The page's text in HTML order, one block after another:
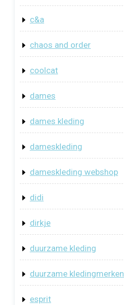
c&a
chaos and order
coolcat
dames
dames kleding
dameskleding
dameskleding webshop
didi
dirkje
duurzame kleding
duurzame kledingmerken
esprit